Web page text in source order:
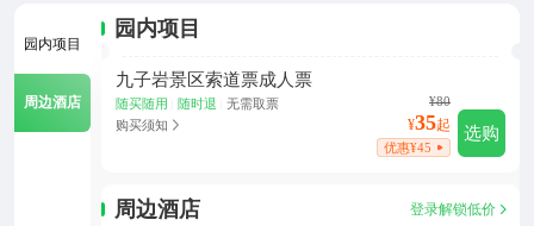
园内项目
周边酒店
园内项目
九子岩景区索道票成人票
随买随用 随时退
无需取票
购买须知
¥80
¥35起
优惠¥45
选购
周边酒店 登录解锁低价